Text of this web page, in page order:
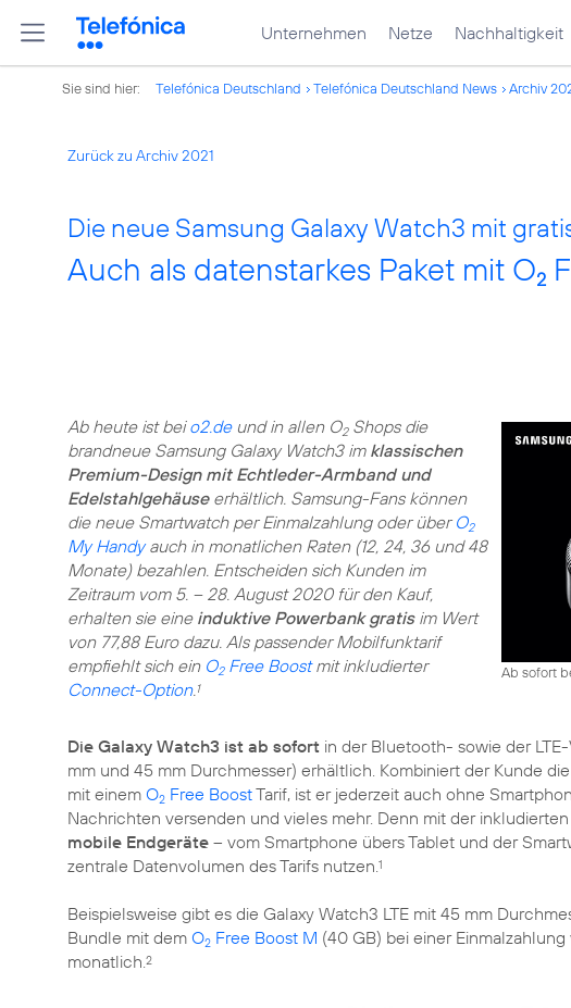
Unternehmen Netze Nachhaltigkeit
Sie sind hier: Telefónica Deutschland Telefónica Deutschland News Archiv
Zurück zu Archiv 2021
Die neue Samsung Galaxy Watch3 mit
Auch als datenstarkes Paket mit O2
Ab sofort
Ab heute ist beio2.deund in allen O2Shops die
brandneue Samsung Galaxy Watch3 im klassischen
Premium-Design mit Echtleder-Armband und
Edelstahlgehäuseerhältlich. Samsung-Fans können
die neue Smartwatch per Einmalzahlung oder über O2
My Handyauch in monatlichen Raten (12, 24, 36 und 48
Monate) bezahlen. Entscheiden sich Kunden im
Zeitraum vom 5. – 28. August 2020 für den Kauf,
erhalten sie eine induktive Powerbank gratisim Wert
von 77,88 Euro dazu. Als passender Mobilfunktarif
empfiehlt sich ein O2Free Boostmit inkludierter
Connect-Option.1
Die Galaxy Watch3 ist ab sofort in der Bluetooth- sowie der
mm und 45 mm Durchmesser) erhältlich. Kombiniert der Kunde
mit einem O2 Free BoostTarif, ist er jederzeit auch ohne
Nachrichten versenden und vieles mehr. Denn mit der inkludierten
mobile Endgeräte – vom Smartphone übers Tablet und der
zentrale Datenvolumen des Tarifs nutzen.1
Beispielsweise gibt es die Galaxy Watch3 LTE mit 45 mm
Bundle mit dem O2 Free Boost M (40 GB) bei einer
monatlich.2